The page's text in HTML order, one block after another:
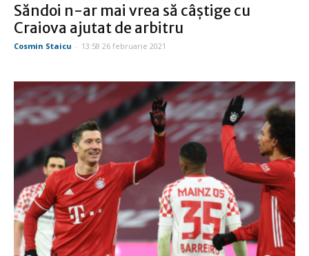
Săndoi n-ar mai vrea să câştige cu
Craiova ajutat de arbitru
Cosmin Staicu - 13:58 26 februarie 2021